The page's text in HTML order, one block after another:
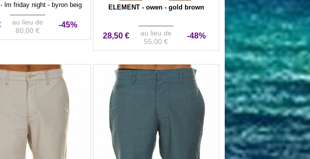
lm friday night - byron beig
au lieu de
80,00 €
-45%
ELEMENT - owen - gold brown
28,50 €
au lieu de
55,00 €
-48%